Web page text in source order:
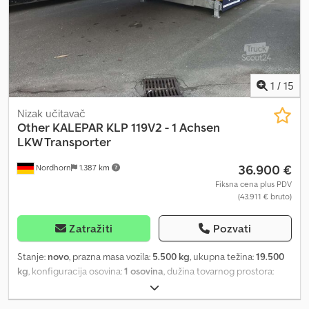
upite putem WhatsApp-a ne odgovaramo.
1 / 15
Nordhorn 1.387 km
Nizak učitavač
Other KALEPAR KLP 119V2 - 1 Achsen
LKW Transporter
36.900 €
Fiksna cena plus PDV
(43.911 € bruto)
Zatražiti Pozvati
Stanje: novo, prazna masa vozila: 5.500 kg, ukupna težina:19.500
kg, konfiguracija osovina:1 osovina, dužina tovarnog prostora:
, širina utovarnog prostora:
prostora:1.100 mm, suspencija:vazduh, dimenzija gume:215 75